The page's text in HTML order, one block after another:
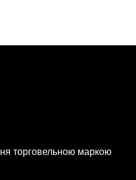
торговельною маркою